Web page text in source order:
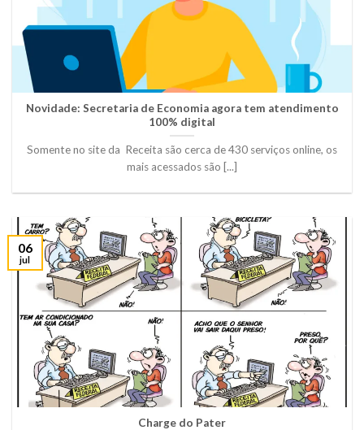
Novidade: Secretaria de Economia agora tem atendimento
100% digital
Somente no site da Receita são cerca de 430 serviços online, os
mais acessados são [...]
Charge do Pater
06
jul